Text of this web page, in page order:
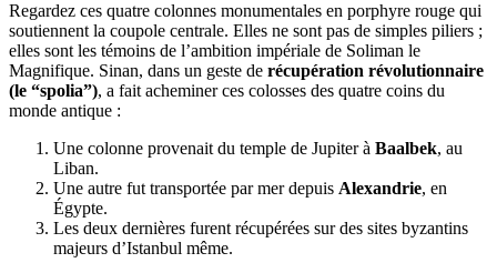
Regardez ces quatre colonnes monumentales en porphyre rouge qui
soutiennent la coupole centrale. Elles ne sont pas de simples piliers ;
elles sont les témoins de l’ambition impériale de Soliman le
Magnifique. Sinan, dans un geste de récupération révolutionnaire
(le “spolia”), a fait acheminer ces colosses des quatre coins du
monde antique :
Une colonne provenait du temple de Jupiter à Baalbek, au
Liban.
Une autre fut transportée par mer depuis Alexandrie, en
Égypte.
Les deux dernières furent récupérées sur des sites byzantins
majeurs d’Istanbul même.